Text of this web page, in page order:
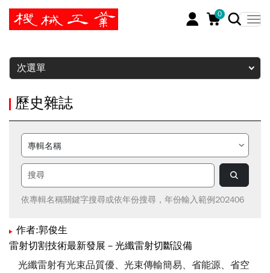
0
暫停
次選單
歷史雜誌
依專輯名稱關鍵字搜尋或依年份搜尋，年份輸入範例202406
作者:郭俊生
雷射切割技術最新發展－光纖雷射切斷設備
光纖雷射有光束品質優、光束傳輸簡易、省能源、省空